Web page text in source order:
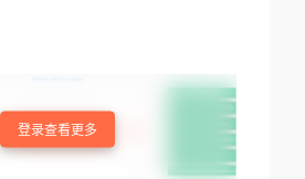
登录查看更多